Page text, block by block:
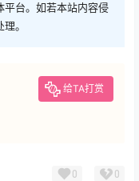
平台。如若本站内容侵
。
给TA打赏
0 0